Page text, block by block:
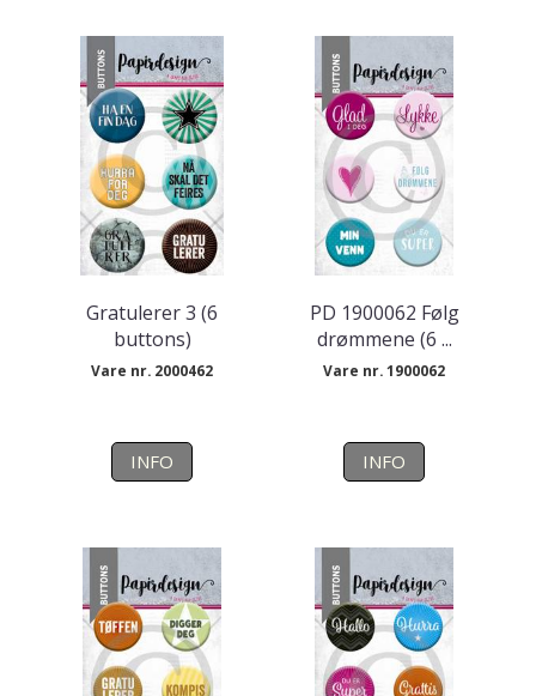
Gratulerer 3 (6
buttons)
Vare nr. 2000462
INFO
PD 1900062 Følg
drømmene (6 ...
Vare nr. 1900062
INFO